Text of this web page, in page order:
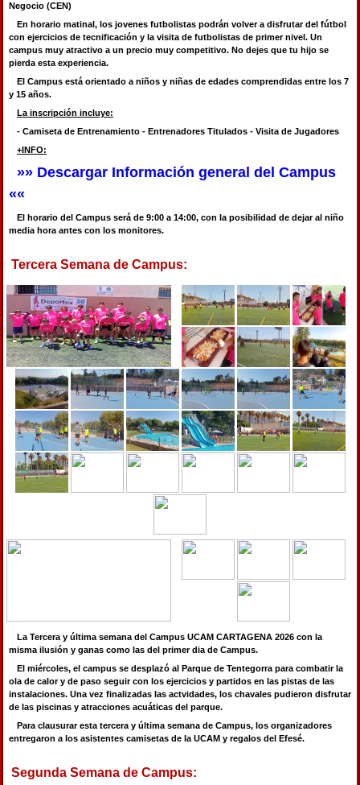
Negocio (CEN)
En horario matinal, los jovenes futbolistas podrán volver a disfrutar del fútbol
con ejercicios de tecnificación y la visita de futbolistas de primer nivel. Un
campus muy atractivo a un precio muy competitivo. No dejes que tu hijo se
pierda esta experiencia.
El Campus está orientado a niños y niñas de edades comprendidas entre los 7
y 15 años.
La inscripción incluye:
- Camiseta de Entrenamiento - Entrenadores Titulados - Visita de Jugadores
+INFO:
»» Descargar Información general del Campus
««
El horario del Campus será de 9:00 a 14:00, con la posibilidad de dejar al niño
media hora antes con los monitores.
Tercera Semana de Campus:
La Tercera y última semana del Campus UCAM CARTAGENA 2026 con la
misma ilusión y ganas como las del primer dia de Campus.
El miércoles, el campus se desplazó al Parque de Tentegorra para combatir la
ola de calor y de paso seguir con los ejercicios y partidos en las pistas de las
instalaciones. Una vez finalizadas las actvidades, los chavales pudieron disfrutar
de las piscinas y atracciones acuáticas del parque.
Para clausurar esta tercera y última semana de Campus, los organizadores
entregaron a los asistentes camisetas de la UCAM y regalos del Efesé.
Segunda Semana de Campus: